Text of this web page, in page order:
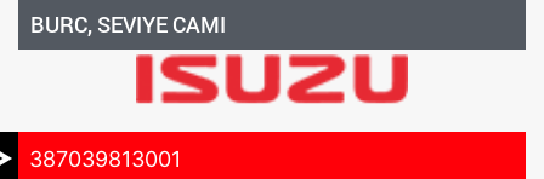
BURC, SEVIYE CAMI
387039813001